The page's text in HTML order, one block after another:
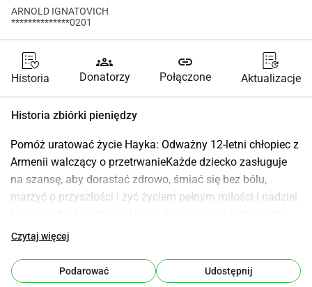
ARNOLD IGNATOVICH
**************0201
Historia
groups
Donatorzy
link
Połączone Aktualizacje
Historia zbiórki pieniędzy
Pomóż uratować życie Hayka: Odważny 12-letni chłopiec z
Armenii walczący o przetrwanieKażde dziecko zasługuje
na szansę, aby dorastać zdrowo, śmiać się bez bólu,
marzyć o przyszłości i żyć życiem pełnym miłości i nadziei.
podstawowe prawo zostało mu odebrane od urodzenia.
dziecięcych przygód, Hayk spędził prawie całe swoje życie
w szpitalach, przechodząc operację za operacją, walcząc w
Czytaj więcej
Podarować Udostępnij